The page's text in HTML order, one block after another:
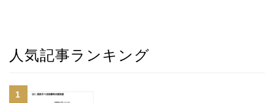
人気記事ランキング